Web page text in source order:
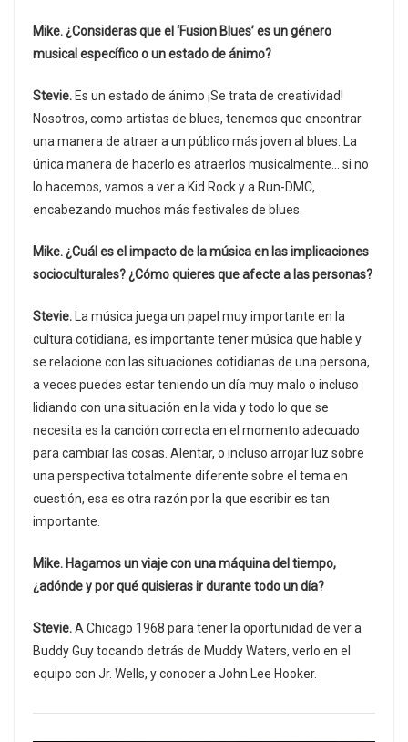
Mike. ¿Consideras que el ‘Fusion Blues’ es un género
musical específico o un estado de ánimo?
Stevie. Es un estado de ánimo ¡Se trata de creatividad!
Nosotros, como artistas de blues, tenemos que encontrar
una manera de atraer a un público más joven al blues. La
única manera de hacerlo es atraerlos musicalmente… si no
lo hacemos, vamos a ver a Kid Rock y a Run-DMC,
encabezando muchos más festivales de blues.
Mike. ¿Cuál es el impacto de la música en las implicaciones
socioculturales? ¿Cómo quieres que afecte a las personas?
Stevie. La música juega un papel muy importante en la
cultura cotidiana, es importante tener música que hable y
se relacione con las situaciones cotidianas de una persona,
a veces puedes estar teniendo un día muy malo o incluso
lidiando con una situación en la vida y todo lo que se
necesita es la canción correcta en el momento adecuado
para cambiar las cosas. Alentar, o incluso arrojar luz sobre
una perspectiva totalmente diferente sobre el tema en
cuestión, esa es otra razón por la que escribir es tan
importante.
Mike. Hagamos un viaje con una máquina del tiempo,
¿adónde y por qué quisieras ir durante todo un día?
Stevie.A Chicago 1968 para tener la oportunidad de ver a
Buddy Guy tocando detrás de Muddy Waters, verlo en el
equipo con Jr. Wells, y conocer a John Lee Hooker.